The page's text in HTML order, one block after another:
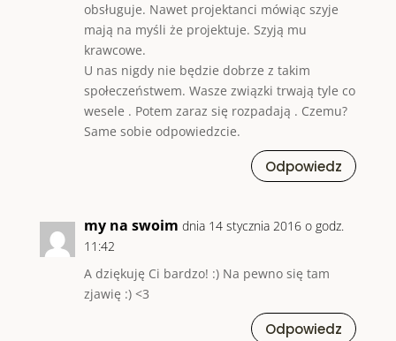
obsługuje. Nawet projektanci mówiąc szyje
mają na myśli że projektuje. Szyją mu
krawcowe.
U nas nigdy nie będzie dobrze z takim
społeczeństwem. Wasze związki trwają tyle co
wesele . Potem zaraz się rozpadają . Czemu?
Same sobie odpowiedzcie.
Odpowiedz
my na swoim dnia 14 stycznia 2016 o godz.
11:42
A dziękuję Ci bardzo! :) Na pewno się tam
zjawię :) <3
Odpowiedz